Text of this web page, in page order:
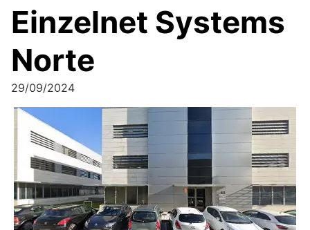
Einzelnet Systems
Norte
29/09/2024